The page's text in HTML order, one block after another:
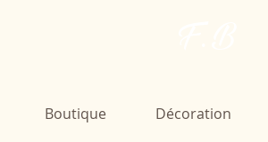
Boutique Décoration